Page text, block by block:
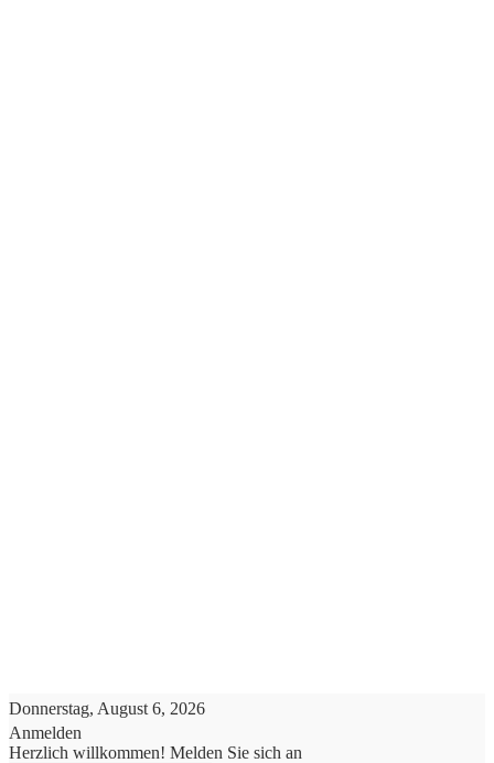
Donnerstag, August 6, 2026
Anmelden
Herzlich willkommen! Melden Sie sich an